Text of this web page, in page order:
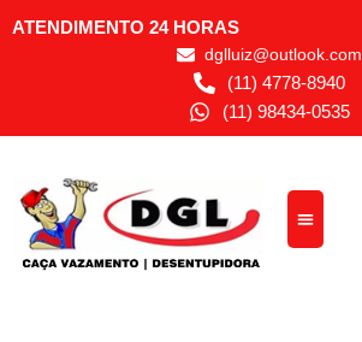
ATENDIMENTO 24 HORAS
dglluiz@outlook.com
(11) 4778-8940
(11) 98434-0535